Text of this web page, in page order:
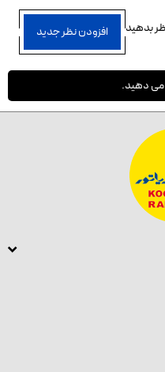
بدهید افزودن نظر جدید
می دهید.